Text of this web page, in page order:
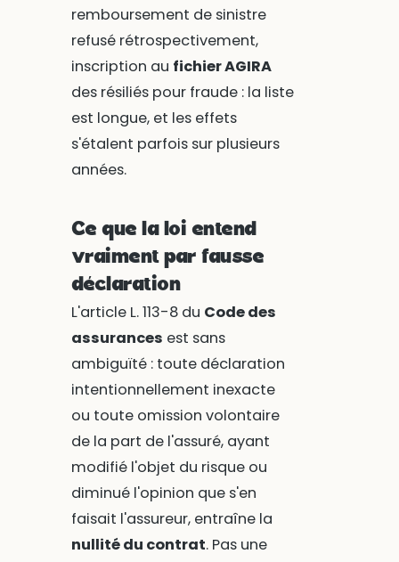
remboursement de sinistre
refusé rétrospectivement,
inscription au fichier AGIRA
des résiliés pour fraude : la liste
est longue, et les effets
s'étalent parfois sur plusieurs
années.
Ce que la loi entend
vraiment par fausse
déclaration
L'article L. 113-8 du Code des
assurances est sans
ambiguïté : toute déclaration
intentionnellement inexacte
ou toute omission volontaire
de la part de l'assuré, ayant
modifié l'objet du risque ou
diminué l'opinion que s'en
faisait l'assureur, entraîne la
nullité du contrat. Pas une